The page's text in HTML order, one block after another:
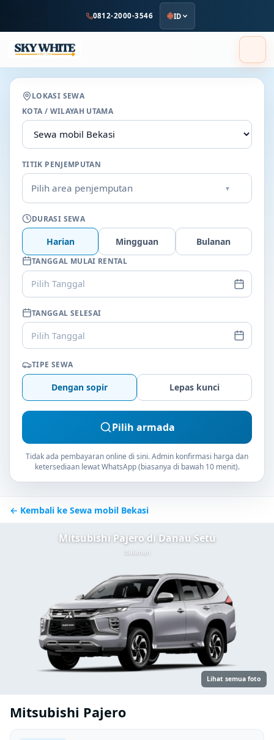
utama
0812-2000-3546 ID
LOKASI SEWA
KOTA / WILAYAH UTAMA
TITIK PENJEMPUTAN
Pilih area penjemputan ▾
DURASI SEWA
Harian Mingguan Bulanan
TANGGAL MULAI RENTAL
Pilih Tanggal
TANGGAL SELESAI
Pilih Tanggal
TIPE SEWA
Dengan sopir Lepas kunci
Pilih armada
Tidak ada pembayaran online di sini. Admin konfirmasi harga dan
ketersediaan lewat WhatsApp (biasanya di bawah 10 menit).
← Kembali ke Sewa mobil Bekasi
Mitsubishi Pajero di Danau Setu
Bulanan
Lihat semua foto
Mitsubishi Pajero